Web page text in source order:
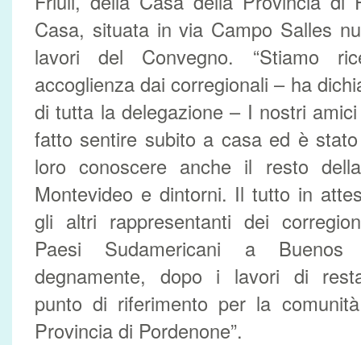
Casa, situata in via Campo Salles
lavori del Convegno. “Stiamo
accoglienza dai corregionali – ha
di tutta la delegazione – I nostri amici
fatto sentire subito a casa ed è
loro conoscere anche il resto
Montevideo e dintorni. Il tutto in
gli altri rappresentanti dei
Paesi Sudamericani a
degnamente, dopo i lavori di
punto di riferimento per la
Provincia di Pordenone”.